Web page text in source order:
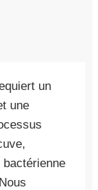
un
une